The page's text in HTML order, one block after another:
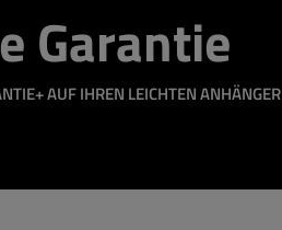
Garantie
AUF IHREN LEICHTEN ANHÄNGER